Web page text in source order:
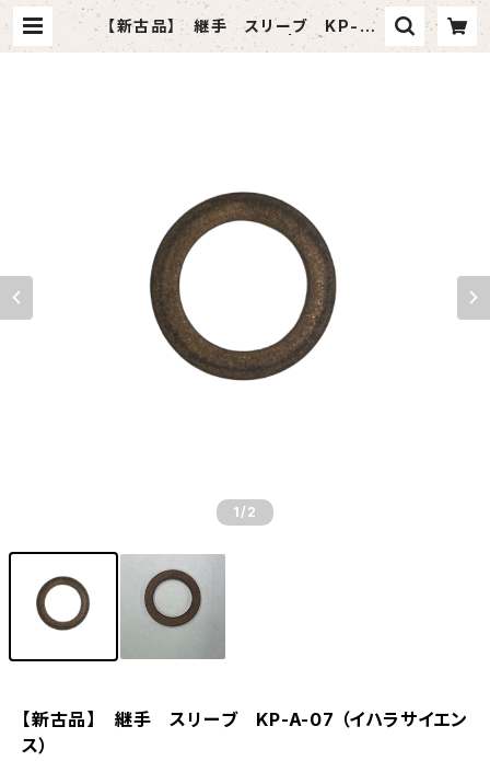
【新古品】 継手 スリーブ KP-A-
07 （イハラサイエンス） | tomasho
1 /2
【新古品】 継手 スリーブ KP-A-07 （イハラサイエン
ス）